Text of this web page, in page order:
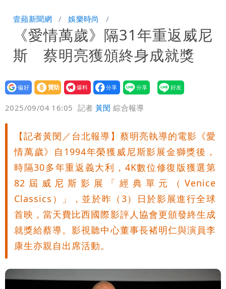
10.6億顧問費決策過程在哪
壹蘋新聞網 娛樂時尚
《愛情萬歲》隔31年重返威尼
斯 蔡明亮獲頒終身成就獎
設為
贊助
我要
爆料
2025/09/04 16:05 記者黃閔 綜合報導
【記者黃閔／台北報導】蔡明亮執導的電影《愛
情萬歲》自1994年榮獲威尼斯影展金獅獎後，
時隔30多年重返義大利，4K數位修復版獲選第
82屆威尼斯影展「經典單元（Venice
Classics）」，並於昨（3）日於影展進行全球
首映，當天費比西國際影評人協會更頒發終生成
就獎給蔡導。影視聽中心董事長褚明仁與演員李
康生亦親自出席活動。